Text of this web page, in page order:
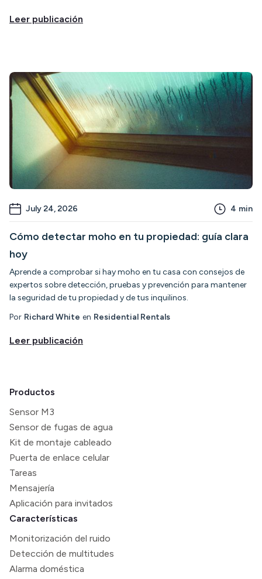
Leer publicación
July 24, 2026 4 min
Cómo detectar moho en tu propiedad: guía clara
hoy
Aprende a comprobar si hay moho en tu casa con consejos de
expertos sobre detección, pruebas y prevención para mantener
la seguridad de tu propiedad y de tus inquilinos.
Por Richard White en Residential Rentals
Leer publicación
Productos
Sensor M3
Sensor de fugas de agua
Kit de montaje cableado
Puerta de enlace celular
Tareas
Mensajería
Aplicación para invitados
Características
Monitorización del ruido
Detección de multitudes
Alarma doméstica